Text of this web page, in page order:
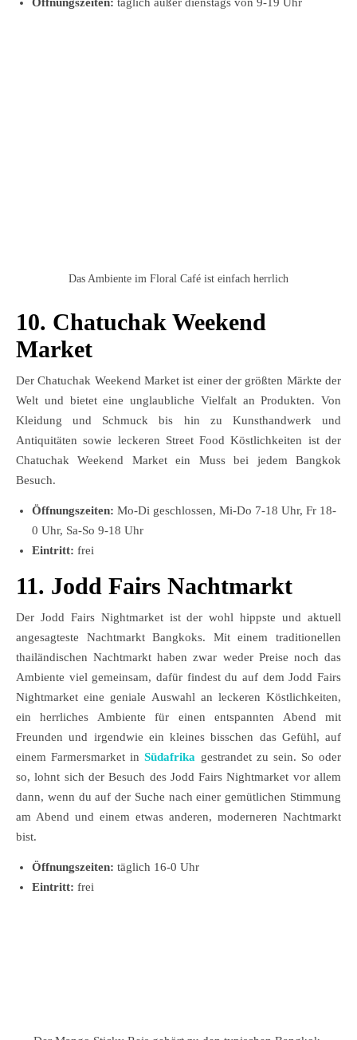
Das Ambiente im Floral Café ist einfach herrlich
10. Chatuchak Weekend
Market
Der Chatuchak Weekend Market ist einer der größten Märkte der
Welt und bietet eine unglaubliche Vielfalt an Produkten. Von
Kleidung und Schmuck bis hin zu Kunsthandwerk und
Antiquitäten sowie leckeren Street Food Köstlichkeiten ist der
Chatuchak Weekend Market ein Muss bei jedem Bangkok
Besuch.
Öffnungszeiten: Mo-Di geschlossen, Mi-Do 7-18 Uhr, Fr 18-
0 Uhr, Sa-So 9-18 Uhr
Eintritt: frei
11. Jodd Fairs Nachtmarkt
Der Jodd Fairs Nightmarket ist der wohl hippste und aktuell
angesagteste Nachtmarkt Bangkoks. Mit einem traditionellen
thailändischen Nachtmarkt haben zwar weder Preise noch das
Ambiente viel gemeinsam, dafür findest du auf dem Jodd Fairs
Nightmarket eine geniale Auswahl an leckeren Köstlichkeiten,
ein herrliches Ambiente für einen entspannten Abend mit
Freunden und irgendwie ein kleines bisschen das Gefühl, auf
einem Farmersmarket inSüdafrika gestrandet zu sein. So oder
so, lohnt sich der Besuch des Jodd Fairs Nightmarket vor allem
dann, wenn du auf der Suche nach einer gemütlichen Stimmung
am Abend und einem etwas anderen, moderneren Nachtmarkt
bist.
Öffnungszeiten: täglich 16-0 Uhr
Eintritt: frei